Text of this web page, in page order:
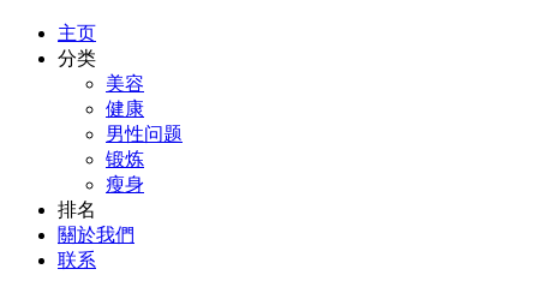
主页
分类
美容
健康
男性问题
锻炼
瘦身
排名
關於我們
联系